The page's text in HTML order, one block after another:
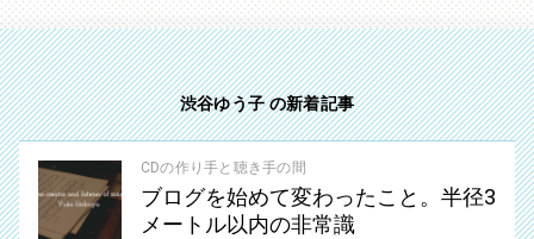
渋谷ゆう子 の新着記事
CDの作り手と聴き手の間
ブログを始めて変わったこと。半径3
メートル以内の非常識